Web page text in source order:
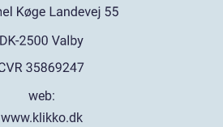
web:
www.klikko.dk